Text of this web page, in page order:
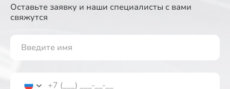
Оставьте заявку и наши специалисты с вами
свяжутся